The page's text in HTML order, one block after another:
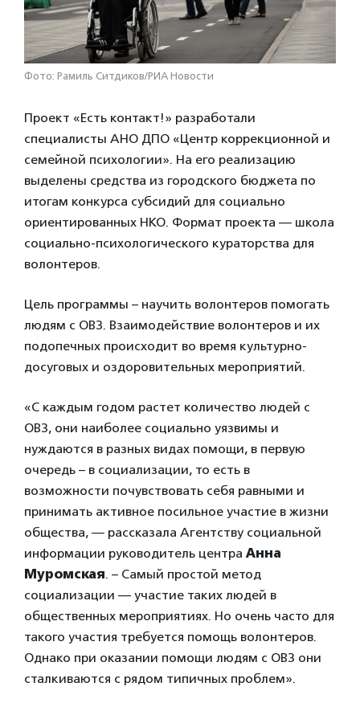
Фото: Рамиль Ситдиков/РИА Новости
Проект «Есть контакт!» разработали
специалисты АНО ДПО «Центр коррекционной и
семейной психологии». На его реализацию
выделены средства из городского бюджета по
итогам конкурса субсидий для социально
ориентированных НКО. Формат проекта — школа
социально-психологического кураторства для
волонтеров.
Цель программы – научить волонтеров помогать
людям с ОВЗ. Взаимодействие волонтеров и их
подопечных происходит во время культурно-
досуговых и оздоровительных мероприятий.
«С каждым годом растет количество людей с
ОВЗ, они наиболее социально уязвимы и
нуждаются в разных видах помощи, в первую
очередь – в социализации, то есть в
возможности почувствовать себя равными и
принимать активное посильное участие в жизни
общества, — рассказала Агентству социальной
информации руководитель центра Анна
Муромская. – Самый простой метод
социализации — участие таких людей в
общественных мероприятиях. Но очень часто для
такого участия требуется помощь волонтеров.
Однако при оказании помощи людям с ОВЗ они
сталкиваются с рядом типичных проблем».